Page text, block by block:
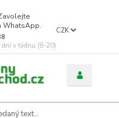
CZK
WhatsApp.
dní v týdnu (8-20)